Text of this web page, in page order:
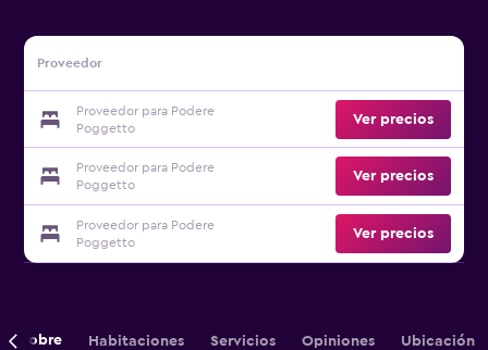
Proveedor
Proveedor para Podere
Poggetto
Ver precios
Proveedor para Podere
Poggetto
Ver precios
Proveedor para Podere
Poggetto
Ver precios
Sobre Habitaciones Servicios Opiniones Ubicación